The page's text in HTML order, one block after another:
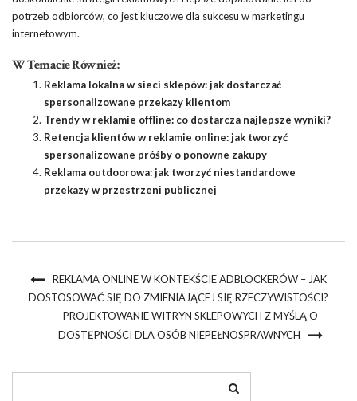
potrzeb odbiorców, co jest kluczowe dla sukcesu w marketingu
internetowym.
W Temacie Również:
Reklama lokalna w sieci sklepów: jak dostarczać
spersonalizowane przekazy klientom
Trendy w reklamie offline: co dostarcza najlepsze wyniki?
Retencja klientów w reklamie online: jak tworzyć
spersonalizowane próśby o ponowne zakupy
Reklama outdoorowa: jak tworzyć niestandardowe
przekazy w przestrzeni publicznej
REKLAMA ONLINE W KONTEKŚCIE ADBLOCKERÓW – JAK
DOSTOSOWAĆ SIĘ DO ZMIENIAJĄCEJ SIĘ RZECZYWISTOŚCI?
PROJEKTOWANIE WITRYN SKLEPOWYCH Z MYŚLĄ O
DOSTĘPNOŚCI DLA OSÓB NIEPEŁNOSPRAWNYCH